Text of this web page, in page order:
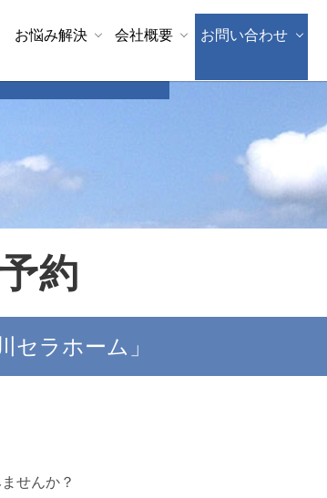
お悩み解決 会社概要 お問い合わせ
約
セラホーム」
せんか？